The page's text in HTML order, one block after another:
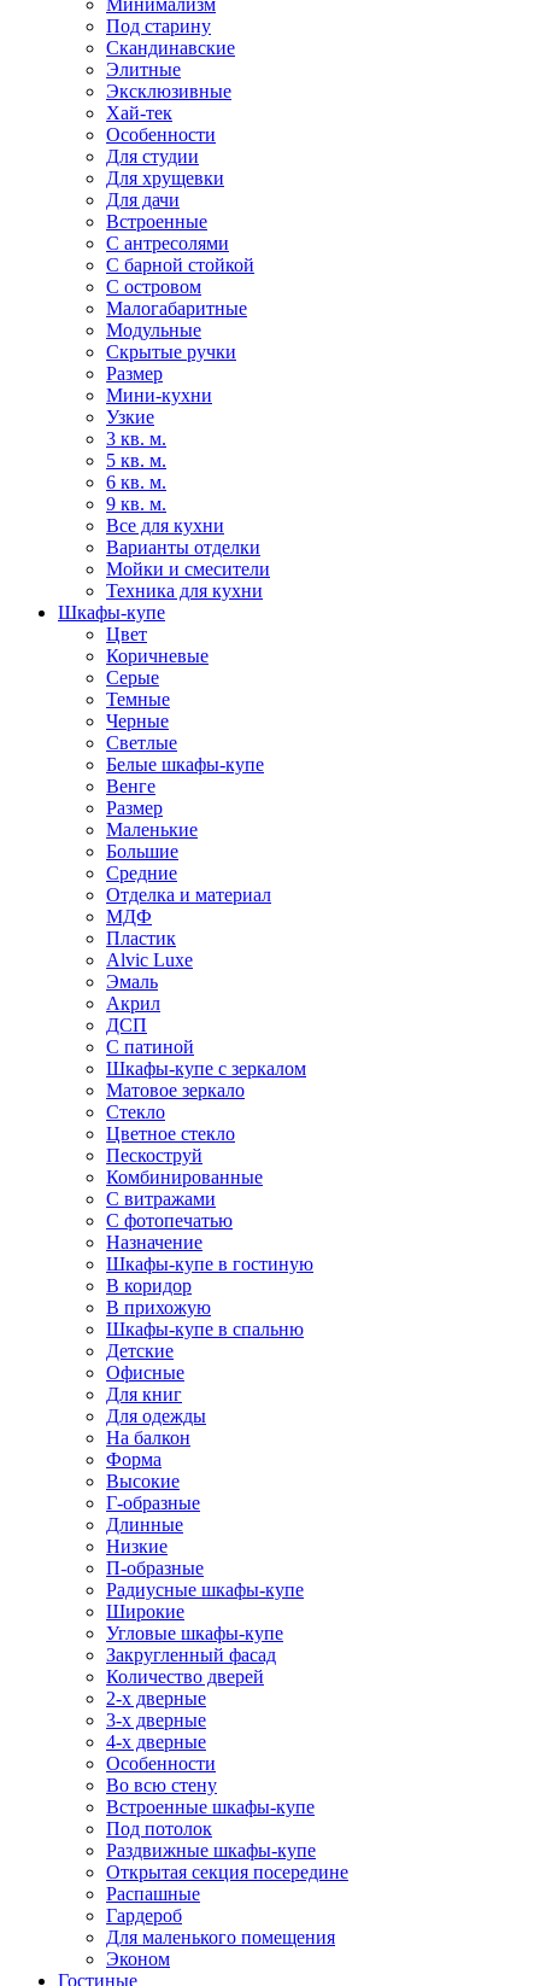
Минимализм
Под старину
Скандинавские
Элитные
Эксклюзивные
Хай-тек
Особенности
Для студии
Для хрущевки
Для дачи
Встроенные
С антресолями
С барной стойкой
С островом
Малогабаритные
Модульные
Скрытые ручки
Размер
Мини-кухни
Узкие
3 кв. м.
5 кв. м.
6 кв. м.
9 кв. м.
Все для кухни
Варианты отделки
Мойки и смесители
Техника для кухни
Шкафы-купе
Цвет
Коричневые
Серые
Темные
Черные
Светлые
Белые шкафы-купе
Венге
Размер
Маленькие
Большие
Средние
Отделка и материал
МДФ
Пластик
Alvic Luxe
Эмаль
Акрил
ДСП
С патиной
Шкафы-купе с зеркалом
Матовое зеркало
Стекло
Цветное стекло
Пескоструй
Комбинированные
С витражами
С фотопечатью
Назначение
Шкафы-купе в гостиную
В коридор
В прихожую
Шкафы-купе в спальню
Детские
Офисные
Для книг
Для одежды
На балкон
Форма
Высокие
Г-образные
Длинные
Низкие
П-образные
Радиусные шкафы-купе
Широкие
Угловые шкафы-купе
Закругленный фасад
Количество дверей
2-х дверные
3-х дверные
4-х дверные
Особенности
Во всю стену
Встроенные шкафы-купе
Под потолок
Раздвижные шкафы-купе
Открытая секция посередине
Распашные
Гардероб
Для маленького помещения
Эконом
Гостиные